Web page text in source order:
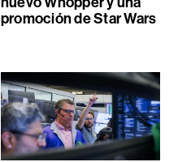
promoción de Star Wars